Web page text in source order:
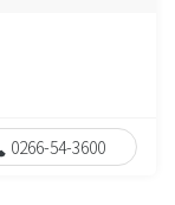
0266-54-3600